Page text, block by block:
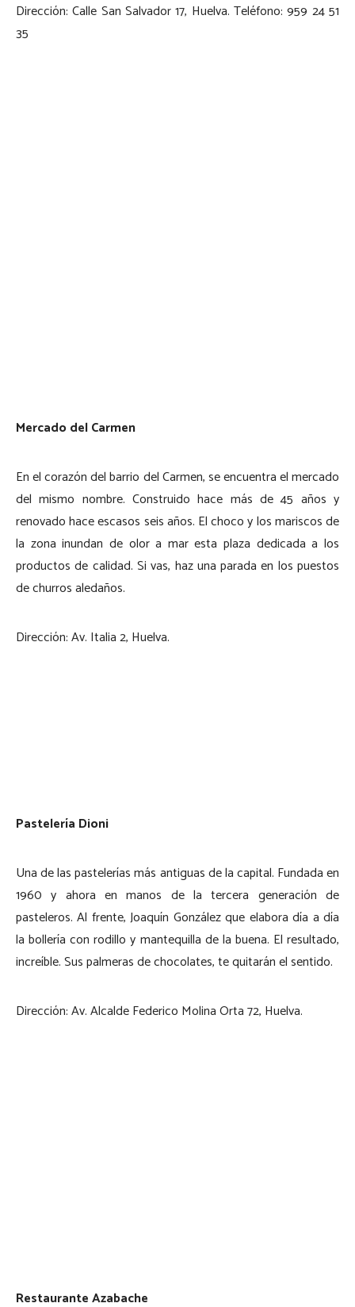
Dirección: Calle San Salvador 17, Huelva. Teléfono: 959 24 51
35
Mercado del Carmen
En el corazón del barrio del Carmen, se encuentra el mercado
del mismo nombre. Construido hace más de 45 años y
renovado hace escasos seis años. El choco y los mariscos de
la zona inundan de olor a mar esta plaza dedicada a los
productos de calidad. Si vas, haz una parada en los puestos
de churros aledaños.
Dirección: Av. Italia 2, Huelva.
Pastelería Dioni
Una de las pastelerías más antiguas de la capital. Fundada en
1960 y ahora en manos de la tercera generación de
pasteleros. Al frente, Joaquín González que elabora día a día
la bollería con rodillo y mantequilla de la buena. El resultado,
increíble. Sus palmeras de chocolates, te quitarán el sentido.
Dirección: Av. Alcalde Federico Molina Orta 72, Huelva.
Restaurante Azabache